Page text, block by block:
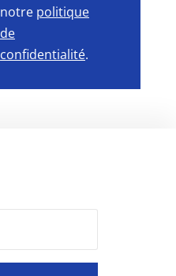
notre politique
de
confidentialité.